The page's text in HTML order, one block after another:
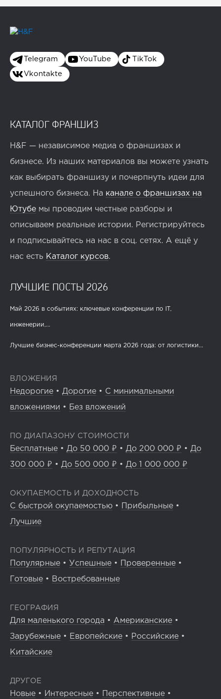
Telegram YouTube TikTok
Vkontakte
КАТАЛОГ ФРАНШИЗ
H&F — независимое медиа о франшизах и
бизнесе. Из наших материалов вы можете узнать
как выбирать франшизу и почерпнуть идеи для
успешного бизнеса. На канале о франшизах на
Ютубе мы проводим честные разборы и
описываем реальные истории. Регистрируйтесь
и подписывайтесь на нас в соц. сетях. А ещё у
нас есть Каталог курсов.
ЛУЧШИЕ ПОСТЫ 2026
Май 2026 в событиях: ключевые конференции по IT,
инженерии,...
Лучшие бизнес-конференции марта 2026 года: от логистики...
ВЛОЖЕНИЯ
Недорогие • Дорогие • С минимальными
вложениями • Без вложений
ПО ДИАПАЗОНУ СТОИМОСТИ
Бесплатные • До 50 000 ₽ • До 200 000 ₽ • До
300 000 ₽ • До 500 000 ₽ • До 1 000 000 ₽
ОКУПАЕМОСТЬ И ДОХОДНОСТЬ
С быстрой окупаемостью • Прибыльные •
Лучшие
ПОПУЛЯРНОСТЬ И РЕПУТАЦИЯ
Популярные • Успешные • Проверенные •
Готовые • Востребованные
ГЕОГРАФИЯ
Для маленького города • Американские •
Зарубежные • Европейские • Российские •
Китайские
ДРУГОЕ
Новые • Интересные • Перспективные •